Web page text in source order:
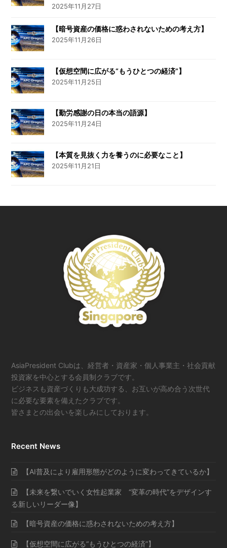
2025年11月27日
【暗号資産の価格に惑わされないための考え方】
2025年11月26日
【仮想空間に広がる“もうひとつの経済”】
2025年11月25日
【勤労感謝の日の本当の語源】
2025年11月24日
【本質を見抜く力を養うのに必要なこと】
2025年11月21日
AsiaPresident Clubは、経営者・資産家・個人事業主・社会貢献
投資家を中心とする会員制クラブです。
ビジネスも資産づくりも大成功する、お互いが高め合う次世代
に必要な要素を備えたクラブです。
皆さまとの出会いを楽しみにしております。
Recent News
【AI普及により雇用形態がどのように変わってきているか】
【未来を繋いでいく女性起業家 “変革の時代”をデザインす
る新しいリーダー像】
【暗号資産の価格に惑わされないための考え方】
【仮想空間に広がる“もうひとつの経済”】